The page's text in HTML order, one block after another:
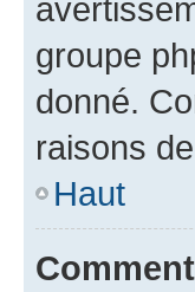
groupe
donné.
raisons
Haut